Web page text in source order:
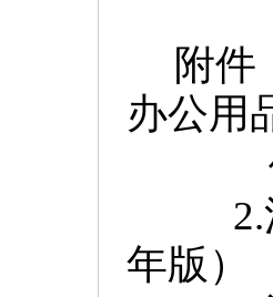
附件
办公用
2.
年版）